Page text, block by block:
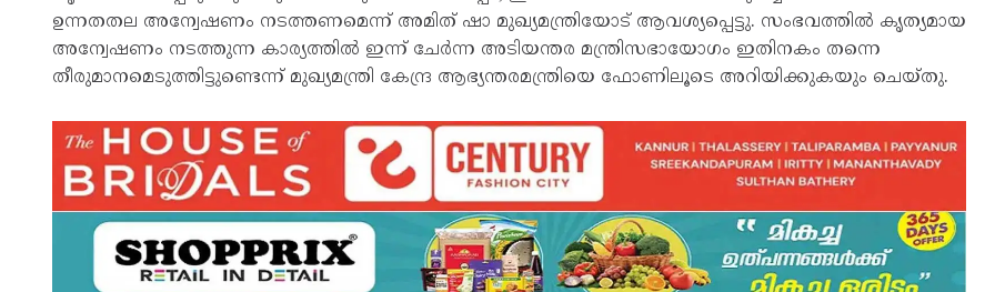
ഉന്നതതല അന്വേഷണം നടത്തണമെന്ന് അമിത് ഷാ മുഖ്യമന്ത്രിയോട് ആവശ്യപ്പെട്ടു. സംഭവത്തിൽ കൃത്യമായ
അന്വേഷണം നടത്തുന്ന കാര്യത്തിൽ ഇന്ന് ചേർന്ന അടിയന്തര മന്ത്രിസഭായോഗം ഇതിനകം തന്നെ
തീരുമാനമെടുത്തിട്ടുണ്ടെന്ന് മുഖ്യമന്ത്രി കേന്ദ്ര ആഭ്യന്തരമന്ത്രിയെ ഫോണിലൂടെ അറിയിക്കുകയും ചെയ്തു.